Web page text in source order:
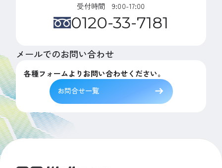
受付時間 9:00-17:00
0120-33-7181
メールでのお問い合わせ
各種フォームよりお問い合わせください。
お問合せ一覧